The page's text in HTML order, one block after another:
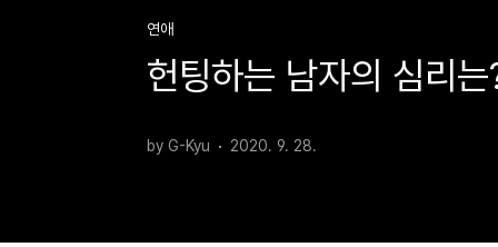
연애
헌팅하는 남자의 심리는
by G-Kyu 2020. 9. 28.